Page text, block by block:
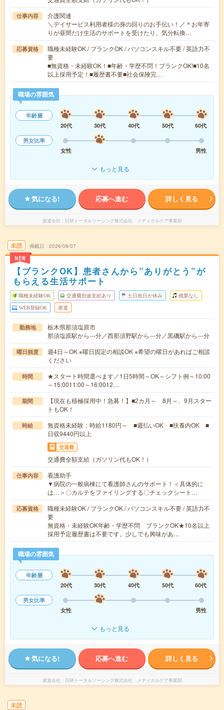
仕事内容
介護関連
＼デイサービス利用者様の身の回りのお手伝い！／＊お年寄
りが昼間だけ生活のサポートを受けたり、気分転換…
応募資格
職種未経験OK / ブランクOK / パソコンスキル不要 / 英語力不
要
■無資格・未経験OK！■年齢・学歴不問！ブランクOK!■10名
以上採用予定！■履歴書不要■社会保険完…
職場の雰囲気
年齢層
20代
30代 40代 50代
60代
男女比率
女性
男性
もっと見る
気になる! 応募へ進む 詳しく見る
派遣会社 日研トータルソーシング株式会社 メディカルケア事業部
未読
NEW
掲載日 2026/08/07
【ブランクOK】患者さんから”ありがとう”が
もらえる生活サポート
職種未経験OK 交通費別途支給あり 土日祝日が休み 残業なし
WEB登録OK 派遣
勤務地
栃木県那須塩原市
那須塩原駅から---分／西那須野駅から---分／黒磯駅から---分
曜日頻度
週4日～OK ※曜日固定の相談OK ※希望の曜日があればご相談
ください
時間
★スタート時間選べます／1日5時間～OK～シフト例～10:00
～15:0011:00～16:0012…
期間
【現在も積極採用中！急募！】■2カ月～ 8月～、9月スター
トもOK！
時給
無資格未経験：時給1180円～ ■週払いOK ■扶養内OK ■
日収9440円以上
交通費
交通費全額支給（ガソリン代もOK！）
仕事内容
看護助手
▼病院の一般病棟にて看護師さんのサポート！＜具体的に
は…＞〇カルテをファイリングする〇チェックシート…
応募資格
職種未経験OK / ブランクOK / パソコンスキル不要 / 英語力不
要
無資格・未経験OK年齢・学歴不問 ブランクOK★10名以上
採用予定履歴書は不要です。少しでも興味があ…
職場の雰囲気
年齢層
20代
30代 40代 50代
60代
男女比率
女性
男性
もっと見る
気になる! 応募へ進む 詳しく見る
派遣会社 日研トータルソーシング株式会社 メディカルケア事業部
未読